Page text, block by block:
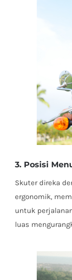
3. Posisi
Skuter direka
ergonomik,
untuk
luas